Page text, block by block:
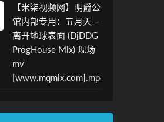
【米柒视频网】明爵公
馆内部专用：五月天 –
离开地球表面 (DjDDG
ProgHouse Mix) 现场
mv
[www.mqmix.com].mp4